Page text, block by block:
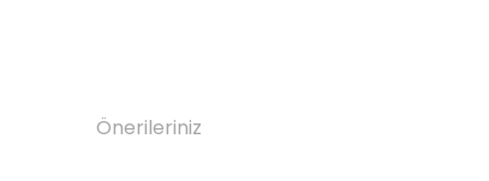
Önerileriniz